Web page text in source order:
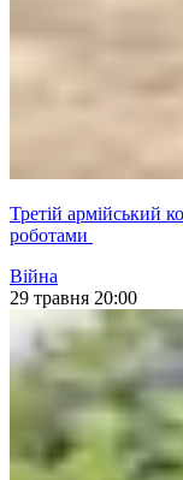
Третій армійський
роботами
Війна
29 травня 20:00